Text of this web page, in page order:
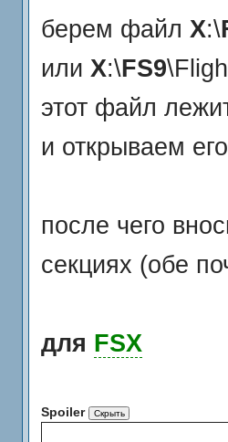
берем файл Х:\
или Х:\FS9
этот файл
и открываем
после чего
секциях (обе
для FSX
Spoiler